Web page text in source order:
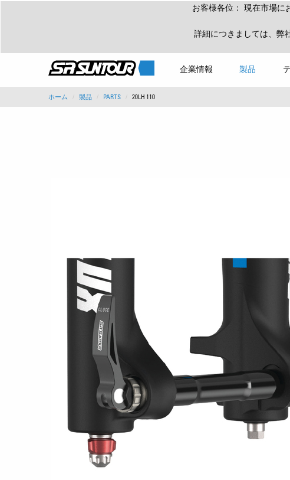
お客様各位： 現在市場に
詳細につきましては、弊
企業情報 製品
ホーム 製品 PARTS 20LH 110